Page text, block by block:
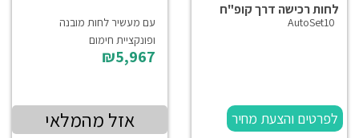
לחות רכישה דרך קופ"ח
AutoSet10
לפרטים והצעת מחיר
עם מעשיר לחות מובנה
ופונקציית חימום
₪5,967
אזל מהמלאי